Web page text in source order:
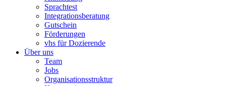
Sprachtest
Integrationsberatung
Gutschein
Förderungen
vhs für Dozierende
Über uns
Team
Jobs
Organisationsstruktur